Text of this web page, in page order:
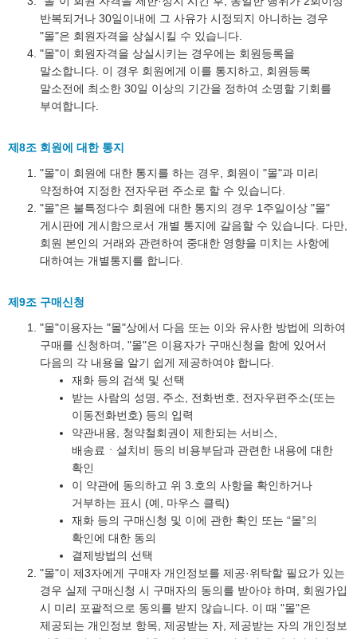
반복되거나 30일이내에 그 사유가 시정되지 아니하는 경우
"몰"은 회원자격을 상실시킬 수 있습니다.
"몰"이 회원자격을 상실시키는 경우에는 회원등록을
말소합니다. 이 경우 회원에게 이를 통지하고, 회원등록
말소전에 최소한 30일 이상의 기간을 정하여 소명할 기회를
부여합니다.
제8조 회원에 대한 통지
"몰"이 회원에 대한 통지를 하는 경우, 회원이 "몰"과 미리
약정하여 지정한 전자우편 주소로 할 수 있습니다.
"몰"은 불특정다수 회원에 대한 통지의 경우 1주일이상 "몰"
게시판에 게시함으로서 개별 통지에 갈음할 수 있습니다. 다만,
회원 본인의 거래와 관련하여 중대한 영향을 미치는 사항에
대하여는 개별통지를 합니다.
제9조 구매신청
"몰"이용자는 "몰"상에서 다음 또는 이와 유사한 방법에 의하여
구매를 신청하며, "몰"은 이용자가 구매신청을 함에 있어서
다음의 각 내용을 알기 쉽게 제공하여야 합니다.
재화 등의 검색 및 선택
받는 사람의 성명, 주소, 전화번호, 전자우편주소(또는
이동전화번호) 등의 입력
약관내용, 청약철회권이 제한되는 서비스,
배송료ㆍ설치비 등의 비용부담과 관련한 내용에 대한
확인
이 약관에 동의하고 위 3.호의 사항을 확인하거나
거부하는 표시 (예, 마우스 클릭)
재화 등의 구매신청 및 이에 관한 확인 또는 “몰”의
확인에 대한 동의
결제방법의 선택
"몰"이 제3자에게 구매자 개인정보를 제공·위탁할 필요가 있는
경우 실제 구매신청 시 구매자의 동의를 받아야 하며, 회원가입
시 미리 포괄적으로 동의를 받지 않습니다. 이 때 "몰"은
제공되는 개인정보 항목, 제공받는 자, 제공받는 자의 개인정보